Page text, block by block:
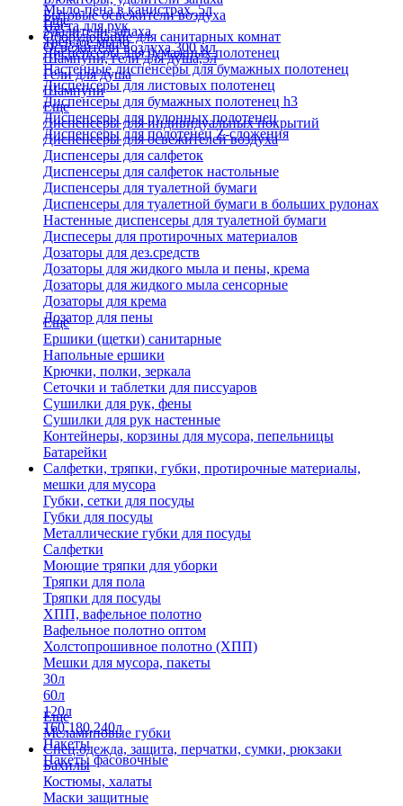
Мыло-пена в канистрах, 5л
Паста для рук
Твердое мыло
Шампуни, гели для душа,5л
Гели для душа
Шампуни
Бытовые освежители воздуха
Удалители запаха
Освежители воздуха 300 мл
Еще
Оборудование для санитарных комнат
Диспенсеры для бумажных полотенец
Настенные диспенсеры для бумажных полотенец
Диспенсеры для листовых полотенец
Диспенсеры для бумажных полотенец h3
Диспенсеры для рулонных полотенец
Диспенсеры для полотенец Z-сложения
Еще
Диспенсеры для индивидуальных покрытий
Диспенсеры для освежителей воздуха
Диспенсеры для салфеток
Диспенсеры для салфеток настольные
Диспенсеры для туалетной бумаги
Диспенсеры для туалетной бумаги в больших рулонах
Настенные диспенсеры для туалетной бумаги
Диспесеры для протирочных материалов
Дозаторы для дез.средств
Дозаторы для жидкого мыла и пены, крема
Дозаторы для жидкого мыла сенсорные
Дозаторы для крема
Дозатор для пены
Еще
Ершики (щетки) санитарные
Напольные ершики
Крючки, полки, зеркала
Сеточки и таблетки для писсуаров
Сушилки для рук, фены
Сушилки для рук настенные
Контейнеры, корзины для мусора, пепельницы
Батарейки
Салфетки, тряпки, губки, протирочные материалы,
мешки для мусора
Губки, сетки для посуды
Губки для посуды
Металлические губки для посуды
Салфетки
Моющие тряпки для уборки
Тряпки для пола
Тряпки для посуды
ХПП, вафельное полотно
Вафельное полотно оптом
Холстопрошивное полотно (ХПП)
Мешки для мусора, пакеты
30л
60л
120л
160,180,240л
Пакеты
Пакеты фасовочные
Еще
Меламиновые губки
Спец.одежда, защита, перчатки, сумки, рюкзаки
Бахилы
Костюмы, халаты
Маски защитные